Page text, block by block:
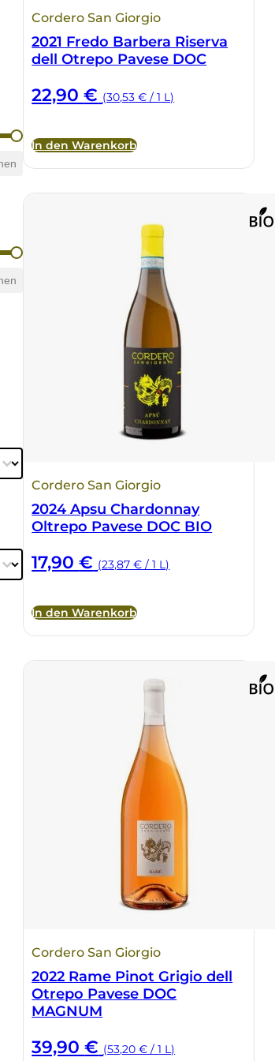
Cordero San Giorgio
2021 Fredo Barbera Riserva
dell Otrepo Pavese DOC
22,90€ (30,53 € / 1 L)
In den Warenkorb
Cordero San Giorgio
2024 Apsu Chardonnay
Oltrepo Pavese DOC BIO
17,90€ (23,87 € / 1 L)
In den Warenkorb
Cordero San Giorgio
2022 Rame Pinot Grigio dell
Otrepo Pavese DOC
MAGNUM
39,90€ (53,20 € / 1 L)